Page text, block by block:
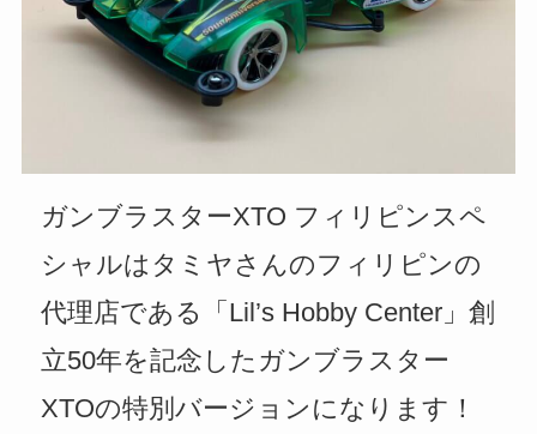
ガンブラスターXTO フィリピンスペ
シャルはタミヤさんのフィリピンの
代理店である「Lil’s Hobby Center」創
立50年を記念したガンブラスター
XTOの特別バージョンになります！